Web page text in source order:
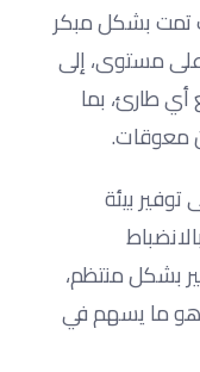
تمت بشكل مبكر
مستوى، إلى
طارئ، بما
معوقات.
بيئة
بشكل منتظم،
ما يسهم في